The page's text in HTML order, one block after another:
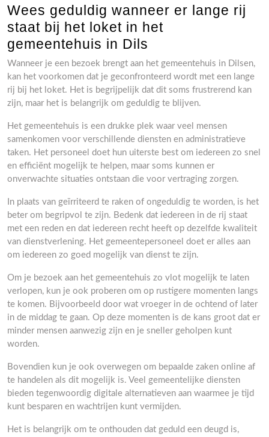
Wees geduldig wanneer er lange rij
staat bij het loket in het
gemeentehuis in Dils
Wanneer je een bezoek brengt aan het gemeentehuis in Dilsen,
kan het voorkomen dat je geconfronteerd wordt met een lange
rij bij het loket. Het is begrijpelijk dat dit soms frustrerend kan
zijn, maar het is belangrijk om geduldig te blijven.
Het gemeentehuis is een drukke plek waar veel mensen
samenkomen voor verschillende diensten en administratieve
taken. Het personeel doet hun uiterste best om iedereen zo snel
en efficiënt mogelijk te helpen, maar soms kunnen er
onverwachte situaties ontstaan die voor vertraging zorgen.
In plaats van geïrriteerd te raken of ongeduldig te worden, is het
beter om begripvol te zijn. Bedenk dat iedereen in de rij staat
met een reden en dat iedereen recht heeft op dezelfde kwaliteit
van dienstverlening. Het gemeentepersoneel doet er alles aan
om iedereen zo goed mogelijk van dienst te zijn.
Om je bezoek aan het gemeentehuis zo vlot mogelijk te laten
verlopen, kun je ook proberen om op rustigere momenten langs
te komen. Bijvoorbeeld door wat vroeger in de ochtend of later
in de middag te gaan. Op deze momenten is de kans groot dat er
minder mensen aanwezig zijn en je sneller geholpen kunt
worden.
Bovendien kun je ook overwegen om bepaalde zaken online af
te handelen als dit mogelijk is. Veel gemeentelijke diensten
bieden tegenwoordig digitale alternatieven aan waarmee je tijd
kunt besparen en wachtrijen kunt vermijden.
Het is belangrijk om te onthouden dat geduld een deugd is,